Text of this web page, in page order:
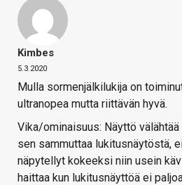
Kimbes
5.3.2020
Mulla sormenjälkilukija on
ultranopea mutta riittävän hyvä.
Vika/ominaisuus: Näyttö
sen sammuttaa lukitusnäytöstä,
näpytellyt kokeeksi niin usein
haittaa kun lukitusnäyttöä ei